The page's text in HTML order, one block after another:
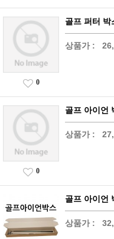
골프 퍼터
상품가 :
0
골프 아이언
상품가 :
0
골프 아이언
상품가 :